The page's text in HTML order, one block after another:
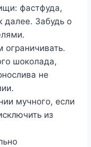
фастфуда,
далее. Забудь о
шоколада,
не
мучного, если
из